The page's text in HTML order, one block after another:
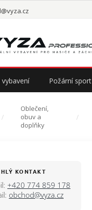
vybavení Požární sport
Oblečení,
obuv a
doplňky
KONTAKT
+420 774 859 178
obchod@vyza.cz